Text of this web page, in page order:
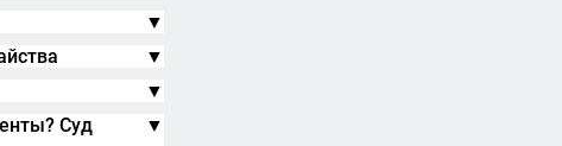
▼
▼
▼
Суд
▼